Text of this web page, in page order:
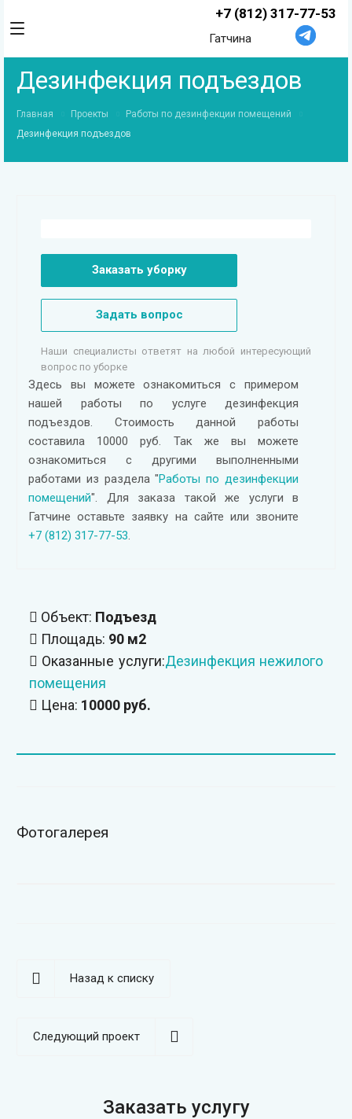
+7 (812) 317-77-53
Гатчина
Дезинфекция подъездов
Главная Проекты
Работы по дезинфекции помещений
Дезинфекция подъездов
Заказать уборку
Задать вопрос
Наши специалисты ответят на любой интересующий
вопрос по уборке
Здесь вы можете ознакомиться с примером
нашей работы по услуге дезинфекция
подъездов. Стоимость данной работы
составила 10000 руб. Так же вы можете
ознакомиться с другими выполненными
работами из раздела "Работы по дезинфекции
помещений". Для заказа такой же услуги в
Гатчине оставьте заявку на сайте или звоните
+7 (812) 317-77-53.
Объект: Подъезд
Площадь: 90 м2
Оказанные услуги:Дезинфекция нежилого
помещения
Цена: 10000 руб.
Фотогалерея
Назад к списку
Следующий проект
Заказать услугу